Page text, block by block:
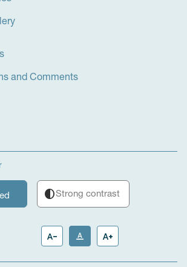
and Comments
contrastStrong contrast
text_decrease text_format text_increase